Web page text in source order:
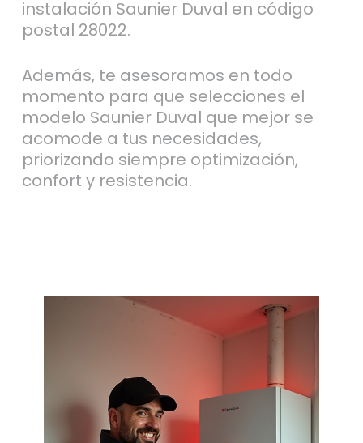
instalación Saunier Duval en código
postal 28022.
Además, te asesoramos en todo
momento para que selecciones el
modelo Saunier Duval que mejor se
acomode a tus necesidades,
priorizando siempre optimización,
confort y resistencia.